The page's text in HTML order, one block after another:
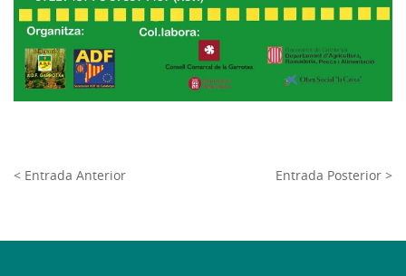
< Entrada Anterior Entrada Posterior >